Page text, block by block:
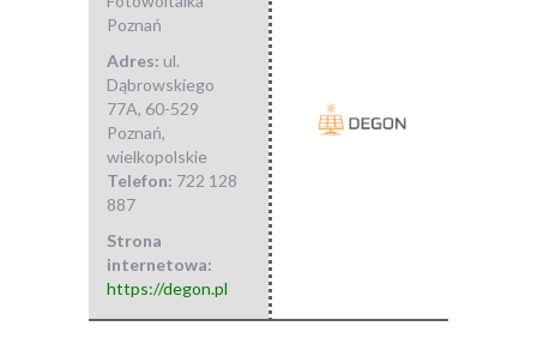
Poznań
Adres: ul.
Dąbrowskiego
77A, 60-529
Poznań,
wielkopolskie
Telefon: 722 128
887
Strona
internetowa:
https://degon.pl